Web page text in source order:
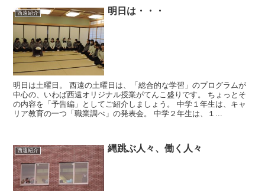
西遠紹介 明日は・・・
明日は土曜日。 西遠の土曜日は、「総合的な学習」のプログラムが
中心の、いわば西遠オリジナル授業がてんこ盛りです。 ちょっとそ
の内容を「予告編」としてご紹介しましょう。 中学１年生は、キャ
リア教育の一つ「職業調べ」の発表会。 中学２年生は、１...
西遠紹介 縄跳ぶ人々、働く人々